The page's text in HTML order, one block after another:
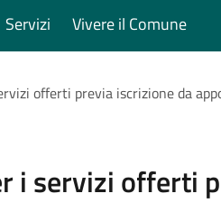
Servizi Vivere il Comune
offerti previa iscrizione da
i servizi offerti